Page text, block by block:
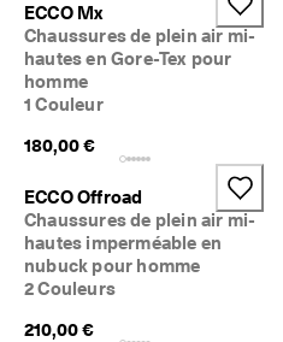
ECCO Mx
Chaussures de plein air mi-
hautes en Gore-Tex pour
homme
1 Couleur
180,00 €
ECCO Offroad
Chaussures de plein air mi-
hautes imperméable en
nubuck pour homme
2 Couleurs
210,00 €